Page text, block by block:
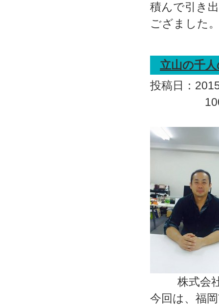
積んで引き
ござました
立山の千
投稿日：
株式会
今回は、福